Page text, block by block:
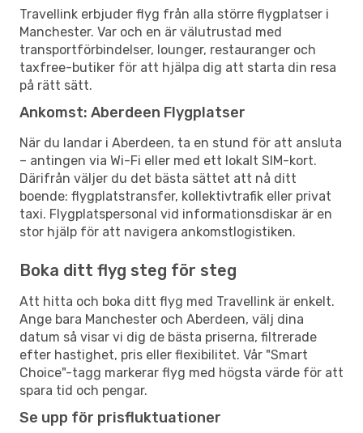
Travellink erbjuder flyg från alla större flygplatser i
Manchester. Var och en är välutrustad med
transportförbindelser, lounger, restauranger och
taxfree-butiker för att hjälpa dig att starta din resa
på rätt sätt.
Ankomst: Aberdeen Flygplatser
När du landar i Aberdeen, ta en stund för att ansluta
– antingen via Wi-Fi eller med ett lokalt SIM-kort.
Därifrån väljer du det bästa sättet att nå ditt
boende: flygplatstransfer, kollektivtrafik eller privat
taxi. Flygplatspersonal vid informationsdiskar är en
stor hjälp för att navigera ankomstlogistiken.
Boka ditt flyg steg för steg
Att hitta och boka ditt flyg med Travellink är enkelt.
Ange bara Manchester och Aberdeen, välj dina
datum så visar vi dig de bästa priserna, filtrerade
efter hastighet, pris eller flexibilitet. Vår "Smart
Choice"-tagg markerar flyg med högsta värde för att
spara tid och pengar.
Se upp för prisfluktuationer